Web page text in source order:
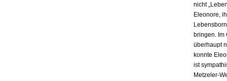
nicht
Eleonore,
bringen. Im
überhaupt
konnte
ist
Metzeler-